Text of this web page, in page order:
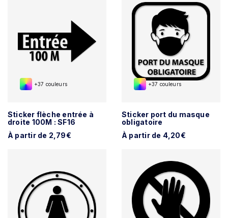
+37 couleurs
Sticker flèche entrée à
droite 100M : SF16
À partir de 2,79€
+37 couleurs
Sticker port du masque
obligatoire
À partir de 4,20€